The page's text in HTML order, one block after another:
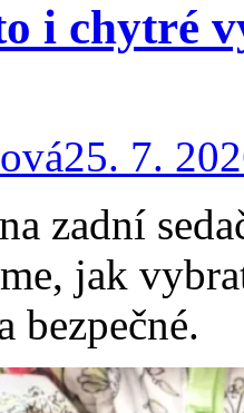
i chytré
25. 7.
zadní
jak
bezpečné.